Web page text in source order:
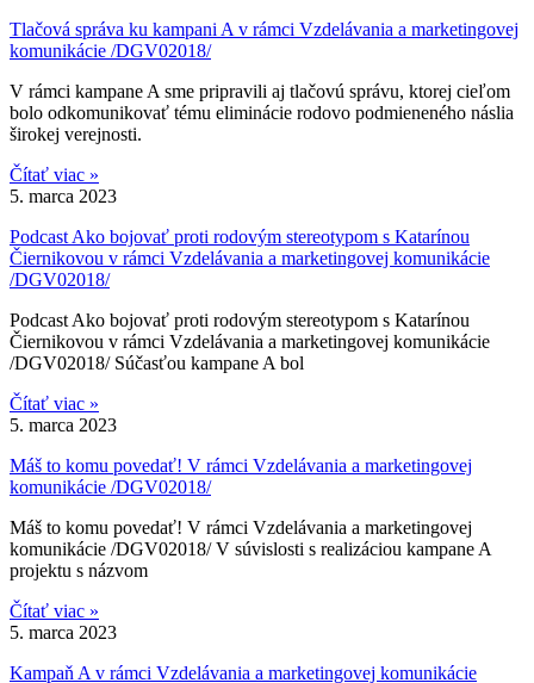
Tlačová správa ku kampani A v rámci Vzdelávania a marketingovej
komunikácie /DGV02018/
V rámci kampane A sme pripravili aj tlačovú správu, ktorej cieľom
bolo odkomunikovať tému eliminácie rodovo podmieneného náslia
širokej verejnosti.
Čítať viac »
5. marca 2023
Podcast Ako bojovať proti rodovým stereotypom s Katarínou
Čiernikovou v rámci Vzdelávania a marketingovej komunikácie
/DGV02018/
Podcast Ako bojovať proti rodovým stereotypom s Katarínou
Čiernikovou v rámci Vzdelávania a marketingovej komunikácie
/DGV02018/ Súčasťou kampane A bol
Čítať viac »
5. marca 2023
Máš to komu povedať! V rámci Vzdelávania a marketingovej
komunikácie /DGV02018/
Máš to komu povedať! V rámci Vzdelávania a marketingovej
komunikácie /DGV02018/ V súvislosti s realizáciou kampane A
projektu s názvom
Čítať viac »
5. marca 2023
Kampaň A v rámci Vzdelávania a marketingovej komunikácie